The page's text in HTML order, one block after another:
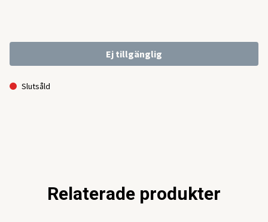
Ej tillgänglig
Slutsåld
Relaterade produkter